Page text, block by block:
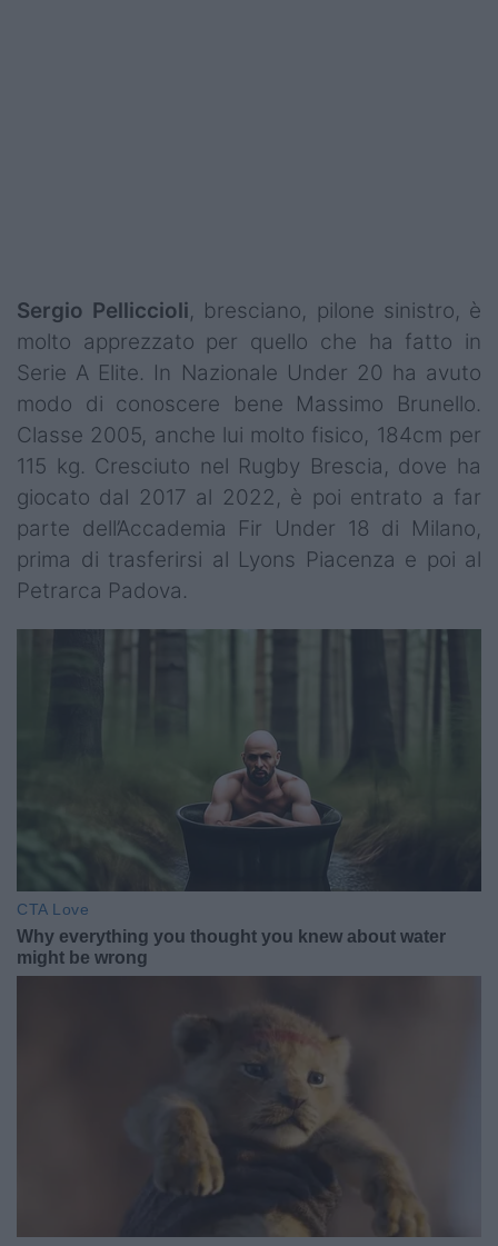
Sergio Pelliccioli, bresciano, pilone sinistro, è
molto apprezzato per quello che ha fatto in
Serie A Elite. In Nazionale Under 20 ha avuto
modo di conoscere bene Massimo Brunello.
Classe 2005, anche lui molto fisico, 184cm per
115 kg. Cresciuto nel Rugby Brescia, dove ha
giocato dal 2017 al 2022, è poi entrato a far
parte dell’Accademia Fir Under 18 di Milano,
prima di trasferirsi al Lyons Piacenza e poi al
Petrarca Padova.